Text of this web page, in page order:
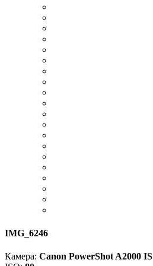
IMG_6246
Камера: Canon PowerShot A2000 IS